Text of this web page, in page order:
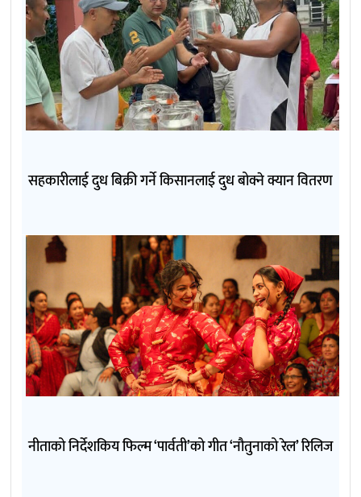
सहकारीलाई दुध बिक्री गर्ने किसानलाई दुध बोक्ने क्यान वितरण
नीताको निर्देशकिय फिल्म ‘पार्वती’को गीत ‘नौतुनाको रेल’ रिलिज